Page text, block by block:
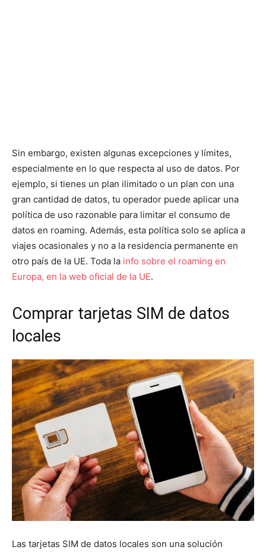
Sin embargo, existen algunas excepciones y límites,
especialmente en lo que respecta al uso de datos. Por
ejemplo, si tienes un plan ilimitado o un plan con una
gran cantidad de datos, tu operador puede aplicar una
política de uso razonable para limitar el consumo de
datos en roaming. Además, esta política solo se aplica a
viajes ocasionales y no a la residencia permanente en
otro país de la UE. Toda la info sobre el roaming en
Europa, en la web oficial de la UE.
Comprar tarjetas SIM de datos
locales
Las tarjetas SIM de datos locales son una solución